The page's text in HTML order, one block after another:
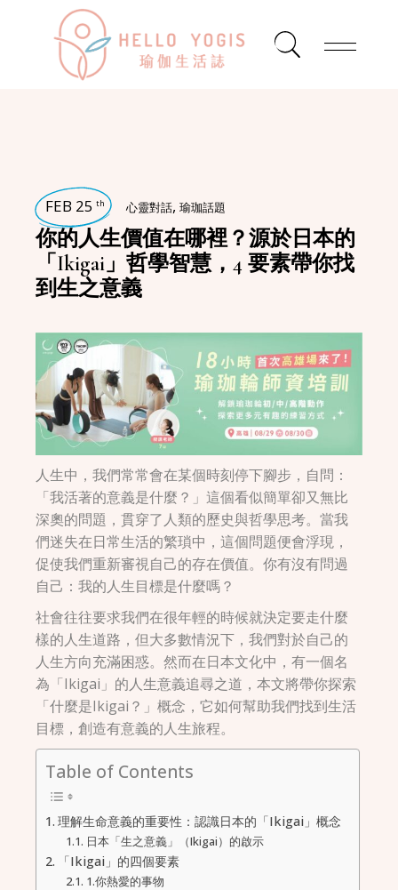
FEB 25 th 心靈對話,瑜珈話題
你的人生價值在哪裡？源於日本的
「Ikigai」哲學智慧，4 要素帶你找
到生之意義
人生中，我們常常會在某個時刻停下腳步，自問：
「我活著的意義是什麼？」這個看似簡單卻又無比
深奧的問題，貫穿了人類的歷史與哲學思考。當我
們迷失在日常生活的繁瑣中，這個問題便會浮現，
促使我們重新審視自己的存在價值。你有沒有問過
自己：我的人生目標是什麼嗎？
社會往往要求我們在很年輕的時候就決定要走什麼
樣的人生道路，但大多數情況下，我們對於自己的
人生方向充滿困惑。然而在日本文化中，有一個名
為「Ikigai」的人生意義追尋之道，本文將帶你探索
「什麼是Ikigai？」概念，它如何幫助我們找到生活
目標，創造有意義的人生旅程。
Table of Contents
理解生命意義的重要性：認識日本的「Ikigai」概念
日本「生之意義」（Ikigai）的啟示
「Ikigai」的四個要素
1.你熱愛的事物